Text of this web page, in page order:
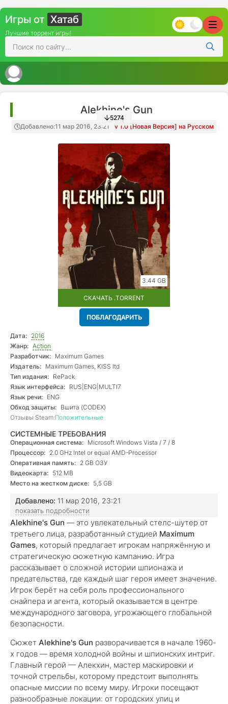
Игры от Хатаб
Лучшие торрент игры!
Alekhine's Gun
Добавлено:11 мар 2016, 23:21 v 1.0 [Новая Версия] на Русском
5274
3.44 GB
СКАЧАТЬ .TORRENT
ПОБЛАГОДАРИТЬ
Дата: 2016
Жанр: Action
Разработчик: Maximum Games
Издатель: Maximum Games, KISS ltd
Тип издания: RePack
Язык интерфейса: RUS|ENG|MULTI7
Язык речи: ENG
Обход защиты: Вшита (CODEX)
Отзывы Steam:Положительные
СИСТЕМНЫЕ ТРЕБОВАНИЯ
Операционная система: Microsoft Windows Vista / 7 / 8
Процессор: 2.0 GHz Intel or equal AMD-Processor
Оперативная память: 2 GB ОЗУ
Видеокарта: 512 MB
Место на жестком диске: 5,5 GB
Добавлено: 11 мар 2016, 23:21
показать подробности
Alekhine's Gun — это увлекательный стелс-шутер от
третьего лица, разработанный студией Maximum
Games, который предлагает игрокам напряжённую и
стратегическую сюжетную кампанию. Игра
рассказывает о сложной истории шпионажа и
предательства, где каждый шаг героя имеет значение.
Игрок берёт на себя роль профессионального
снайпера и агента, который оказывается в центре
международного заговора, угрожающего глобальной
безопасности.
Сюжет Alekhine's Gun разворачивается в начале 1960-
х годов — время холодной войны и шпионских интриг.
Главный герой — Алекхин, мастер маскировки и
точной стрельбы, которому предстоит выполнять
опасные миссии по всему миру. Игроки посещают
разнообразные локации: от городских улиц и